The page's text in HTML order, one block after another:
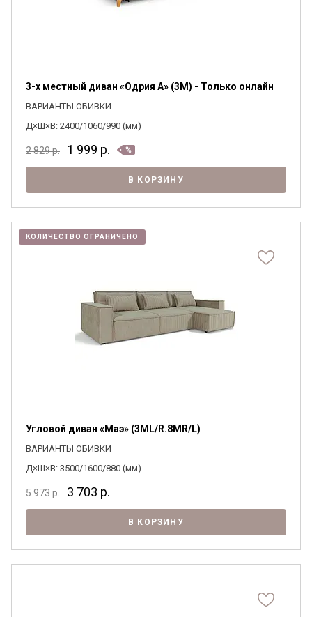
3-х местный диван «Одрия А» (3M) - Только онлайн
ВАРИАНТЫ ОБИВКИ
Д×Ш×В: 2400/1060/990 (мм)
2 829р. 1 999 р.
В КОРЗИНУ
КОЛИЧЕСТВО ОГРАНИЧЕНО
Угловой диван «Маэ» (3ML/R.8MR/L)
ВАРИАНТЫ ОБИВКИ
Д×Ш×В: 3500/1600/880 (мм)
5 973р. 3 703 р.
В КОРЗИНУ